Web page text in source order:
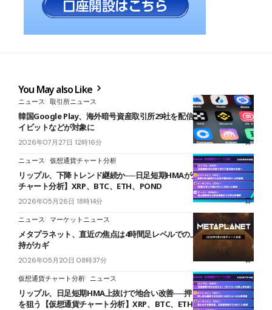
You May also Like
ニュース 取引所ニュース
韓国Google Play、海外暗号資産取引所29社を配信停止──OKXやバ
イビットなどが対象に
2026年07月27日 12時16分
ニュース 仮想通貨チャート分析
リップル、下降トレンド継続か──日足短期HMAが分岐点【仮想通貨
チャート分析】XRP、BTC、ETH、POND
2026年05月26日 18時14分
ニュース マーケットニュース
メタプラネット、直近の焦点は4時間足レベルでの上昇転換──下限維
持がカギ
2026年05月20日 08時37分
仮想通貨チャート分析 ニュース
リップル、日足短期HMA上抜けで地合い改善──押し目からの再上昇
を狙う【仮想通貨チャート分析】XRP、BTC、ETH、ONDO